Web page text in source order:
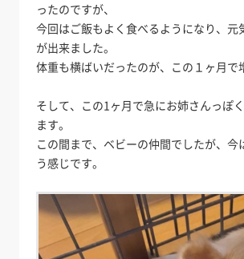
ったのですが、
今回はご飯もよく食べるようになり、元
が出来ました。
体重も横ばいだったのが、この１ヶ月で
そして、この1ヶ月で急にお姉さんっぽ
ます。
この間まで、ベビーの仲間でしたが、今
う感じです。